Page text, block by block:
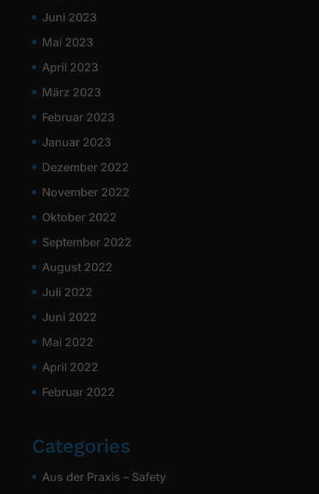
Juni 2023
Mai 2023
April 2023
März 2023
Februar 2023
Januar 2023
Dezember 2022
November 2022
Oktober 2022
September 2022
August 2022
Juli 2022
Juni 2022
Mai 2022
April 2022
Februar 2022
Categories
Aus der Praxis – Safety